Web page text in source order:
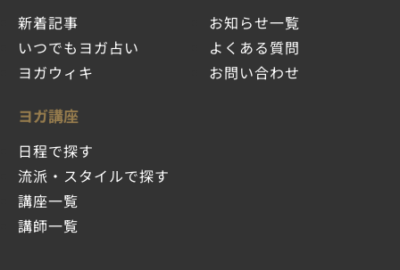
新着記事
いつでもヨガ占い
ヨガウィキ
ヨガ講座
日程で探す
流派・スタイルで探す
講座一覧
講師一覧
お知らせ一覧
よくある質問
お問い合わせ